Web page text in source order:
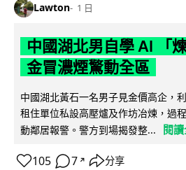
Lawton 1 日
中國湖北男自學 AI 「
金冒濃煙驚動全區
中國湖北黃石一名男子見金價高企，
租住單位私設高壓爐及作坊冶煉，過
動鄰居報警。警方到場揭發整...
閱
105 7 ↗ 分享